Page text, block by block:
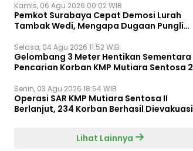
Kamis, 06 Agu 2026 00:02 WIB
Pemkot Surabaya Cepat Demosi Lurah
Tambak Wedi, Mengapa Dugaan Pungli
Selasa, 04 Agu 2026 11:52 WIB
Gelombang 3 Meter Hentikan Sementara
Pencarian Korban KMP Mutiara Sentosa 2
Senin, 03 Agu 2026 18:54 WIB
Operasi SAR KMP Mutiara Sentosa II
Berlanjut, 234 Korban Berhasil Dievakuasi
Lihat Lainnya